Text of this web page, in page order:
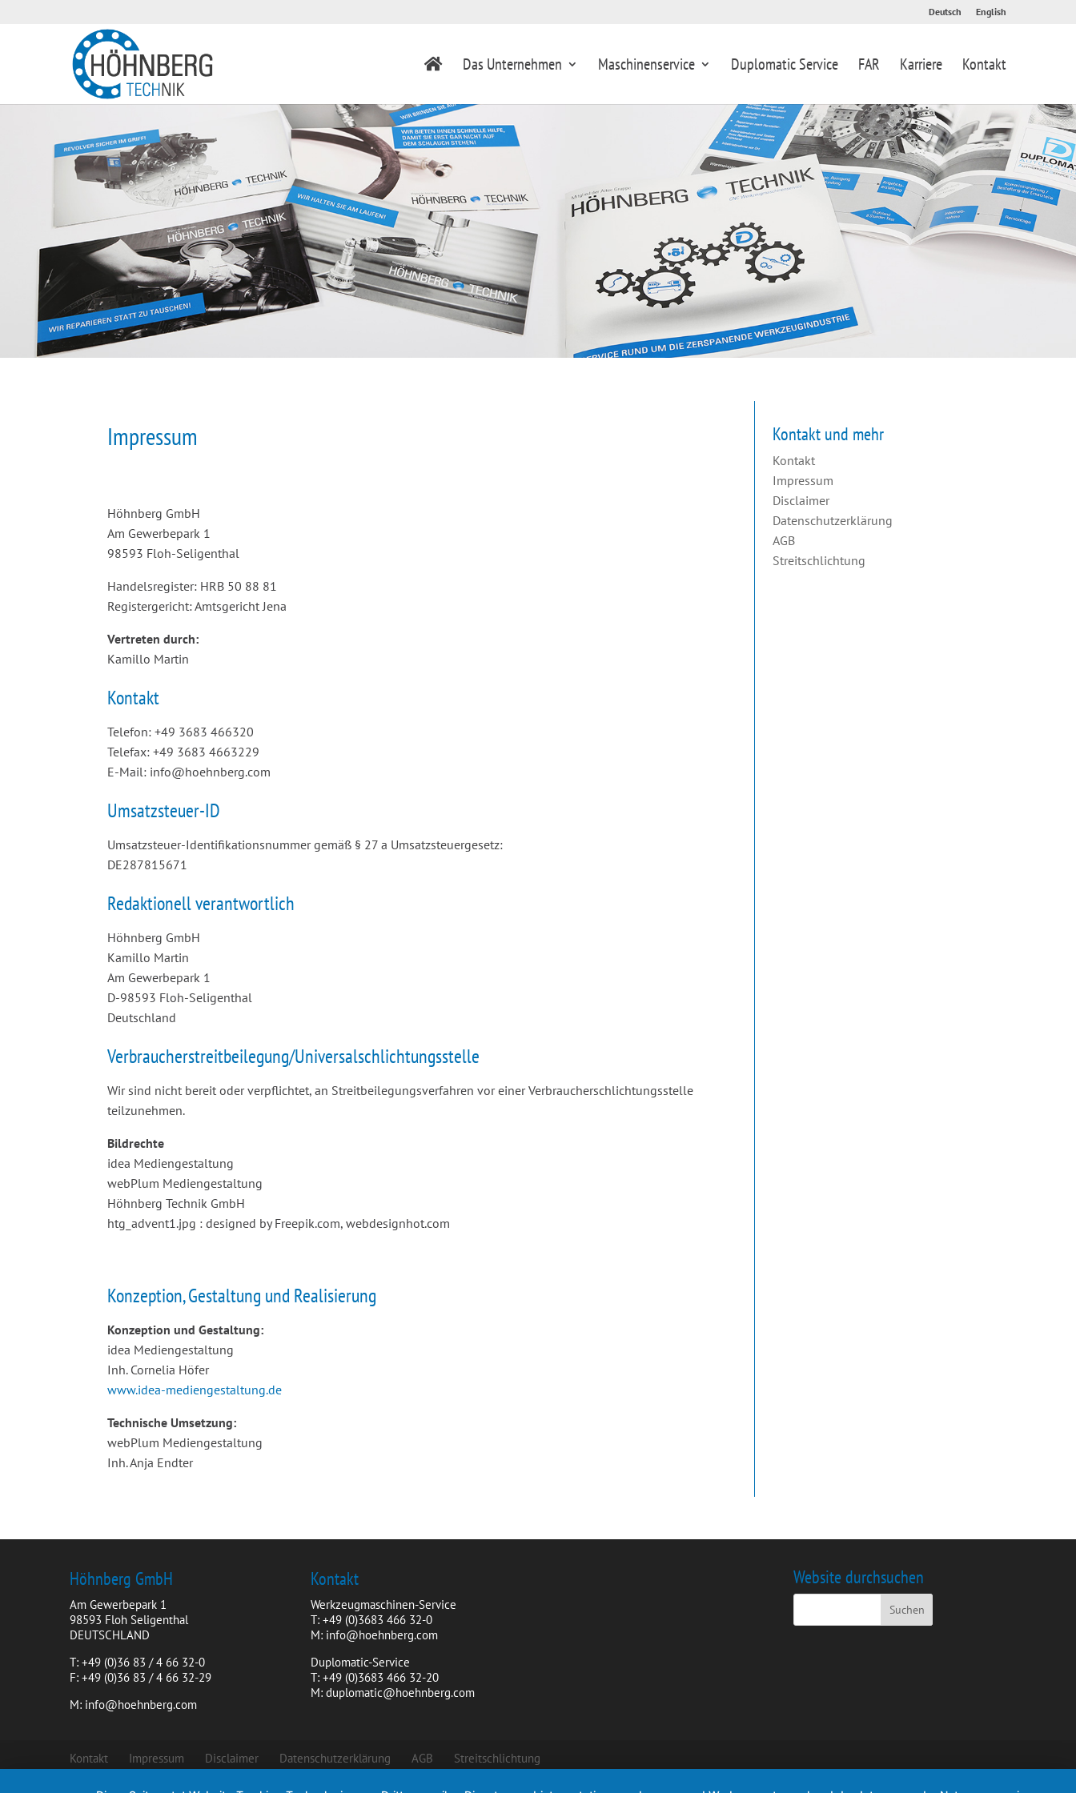
Deutsch English
Das Unternehmen Maschinenservice Duplomatic Service FAR Karriere Kontakt
Impressum
Höhnberg GmbH
Am Gewerbepark 1
98593 Floh-Seligenthal
Handelsregister: HRB 50 88 81
Registergericht: Amtsgericht Jena
Vertreten durch:
Kamillo Martin
Kontakt
Telefon: +49 3683 466320
Telefax: +49 3683 4663229
E-Mail: info@hoehnberg.com
Umsatzsteuer-ID
Umsatzsteuer-Identifikationsnummer gemäß § 27 a Umsatzsteuergesetz:
DE287815671
Redaktionell verantwortlich
Höhnberg GmbH
Kamillo Martin
Am Gewerbepark 1
D-98593 Floh-Seligenthal
Deutschland
Verbraucher­streit­beilegung/Universal­schlichtungs­stelle
Wir sind nicht bereit oder verpflichtet, an Streitbeilegungsverfahren vor einer Verbraucherschlichtungsstelle
teilzunehmen.
Bildrechte
idea Mediengestaltung
webPlum Mediengestaltung
Höhnberg Technik GmbH
htg_advent1.jpg : designed by Freepik.com, webdesignhot.com
Konzeption, Gestaltung und Realisierung
Konzeption und Gestaltung:
idea Mediengestaltung
Inh. Cornelia Höfer
www.idea-mediengestaltung.de
Technische Umsetzung:
webPlum Mediengestaltung
Inh. Anja Endter
Kontakt und mehr
Kontakt
Impressum
Disclaimer
Datenschutzerklärung
AGB
Streitschlichtung
Höhnberg GmbH
Am Gewerbepark 1
98593 Floh Seligenthal
DEUTSCHLAND
T: +49 (0)36 83 / 4 66 32-0
F: +49 (0)36 83 / 4 66 32-29
M: info@hoehnberg.com
Kontakt
Werkzeugmaschinen-Service
T: +49 (0)3683 466 32-0
M: info@hoehnberg.com
Duplomatic-Service
T: +49 (0)3683 466 32-20
M: duplomatic@hoehnberg.com
Website durchsuchen
Kontakt Impressum Disclaimer Datenschutzerklärung AGB
Streitschlichtung